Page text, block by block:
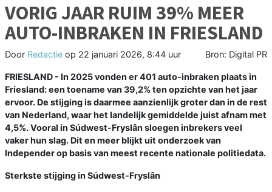
VORIG JAAR RUIM 39% MEER
AUTO-INBRAKEN IN FRIESLAND
Door Redactie op 22 januari 2026, 8:44 uur Bron: Digital PR
FRIESLAND - In 2025 vonden er 401 auto-inbraken plaats in
Friesland: een toename van 39,2% ten opzichte van het jaar
ervoor. De stijging is daarmee aanzienlijk groter dan in de rest
van Nederland, waar het landelijk gemiddelde juist afnam met
4,5%. Vooral in Súdwest-Fryslân sloegen inbrekers veel
vaker hun slag. Dit en meer blijkt uit onderzoek van
Independer op basis van meest recente nationale politiedata.
Sterkste stijging in Súdwest-Fryslân